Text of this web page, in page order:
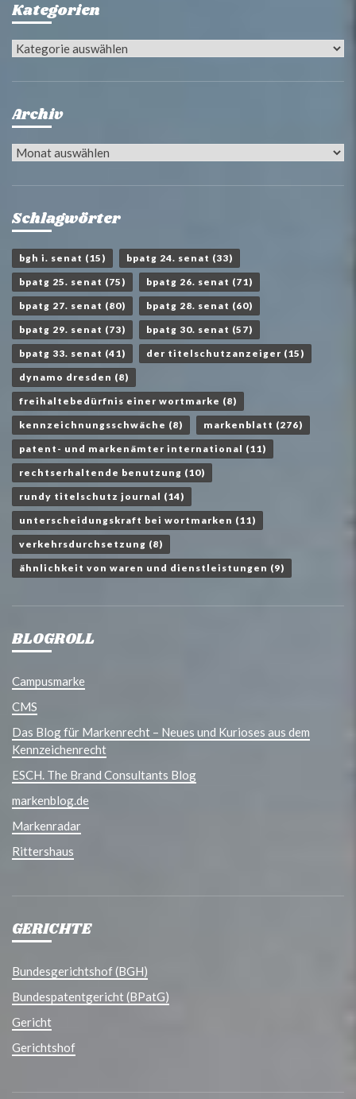
Kategorien
Kategorien
Archiv
Archiv
Schlagwörter
bgh i. senat (15) bpatg 24. senat (33)
bpatg 25. senat (75) bpatg 26. senat (71)
bpatg 27. senat (80) bpatg 28. senat (60)
bpatg 29. senat (73) bpatg 30. senat (57)
bpatg 33. senat (41) der titelschutzanzeiger (15)
dynamo dresden (8)
freihaltebedürfnis einer wortmarke (8)
kennzeichnungsschwäche (8) markenblatt (276)
patent- und markenämter international (11)
rechtserhaltende benutzung (10)
rundy titelschutz journal (14)
unterscheidungskraft bei wortmarken (11)
verkehrsdurchsetzung (8)
ähnlichkeit von waren und dienstleistungen (9)
BLOGROLL
Campusmarke
CMS
Das Blog für Markenrecht – Neues und Kurioses aus dem
Kennzeichenrecht
ESCH. The Brand Consultants Blog
markenblog.de
Markenradar
Rittershaus
GERICHTE
Bundesgerichtshof (BGH)
Bundespatentgericht (BPatG)
Gericht
Gerichtshof